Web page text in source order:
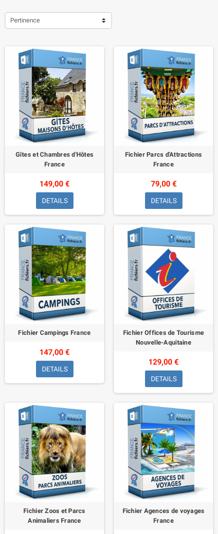
Pertinence
Gîtes et Chambres d'Hôtes
France
149,00 €
DETAILS
Fichier Parcs d'Attractions
France
79,00 €
DETAILS
Fichier Campings France
147,00 €
DETAILS
Fichier Offices de Tourisme
Nouvelle-Aquitaine
129,00 €
DETAILS
Fichier Zoos et Parcs
Animaliers France
Fichier Agences de voyages
France